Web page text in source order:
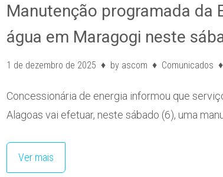
Manutenção programada da
água em Maragogi neste
1 de dezembro de 2025 by ascom Comunicados
Concessionária de energia informou que
Alagoas vai efetuar, neste sábado (6), uma
Ver mais